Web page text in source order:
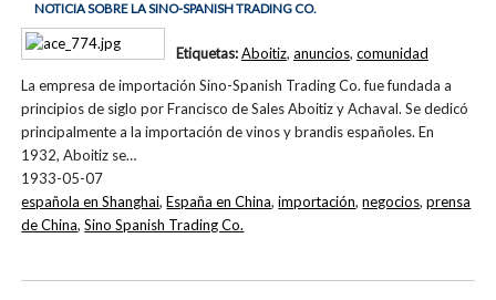
NOTICIA SOBRE LA SINO-SPANISH TRADING CO.
La empresa de importación Sino-Spanish Trading Co. fue fundada a
principios de siglo por Francisco de Sales Aboitiz y Achaval. Se dedicó
principalmente a la importación de vinos y brandis españoles. En
1932, Aboitiz se…
1933-05-07
Etiquetas:Aboitiz, anuncios, comunidad
española en Shanghai,España en China,importación,negocios,prensa
de China,Sino Spanish Trading Co.